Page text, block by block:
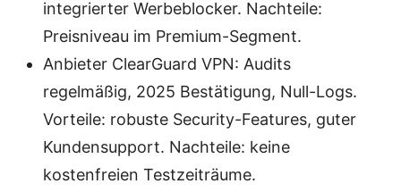
integrierter Werbeblocker. Nachteile:
Preisniveau im Premium-Segment.
Anbieter ClearGuard VPN: Audits
regelmäßig, 2025 Bestätigung, Null-Logs.
Vorteile: robuste Security-Features, guter
Kundensupport. Nachteile: keine
kostenfreien Testzeiträume.